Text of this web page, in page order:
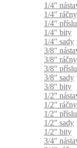
1/4"
1/4" ráčny
1/4"
1/4" bity
1/4" sady
3/8"
3/8" ráčny
3/8"
3/8" sady
3/8" bity
1/2"
1/2" ráčny
1/2"
1/2" sady
1/2" bity
3/4"